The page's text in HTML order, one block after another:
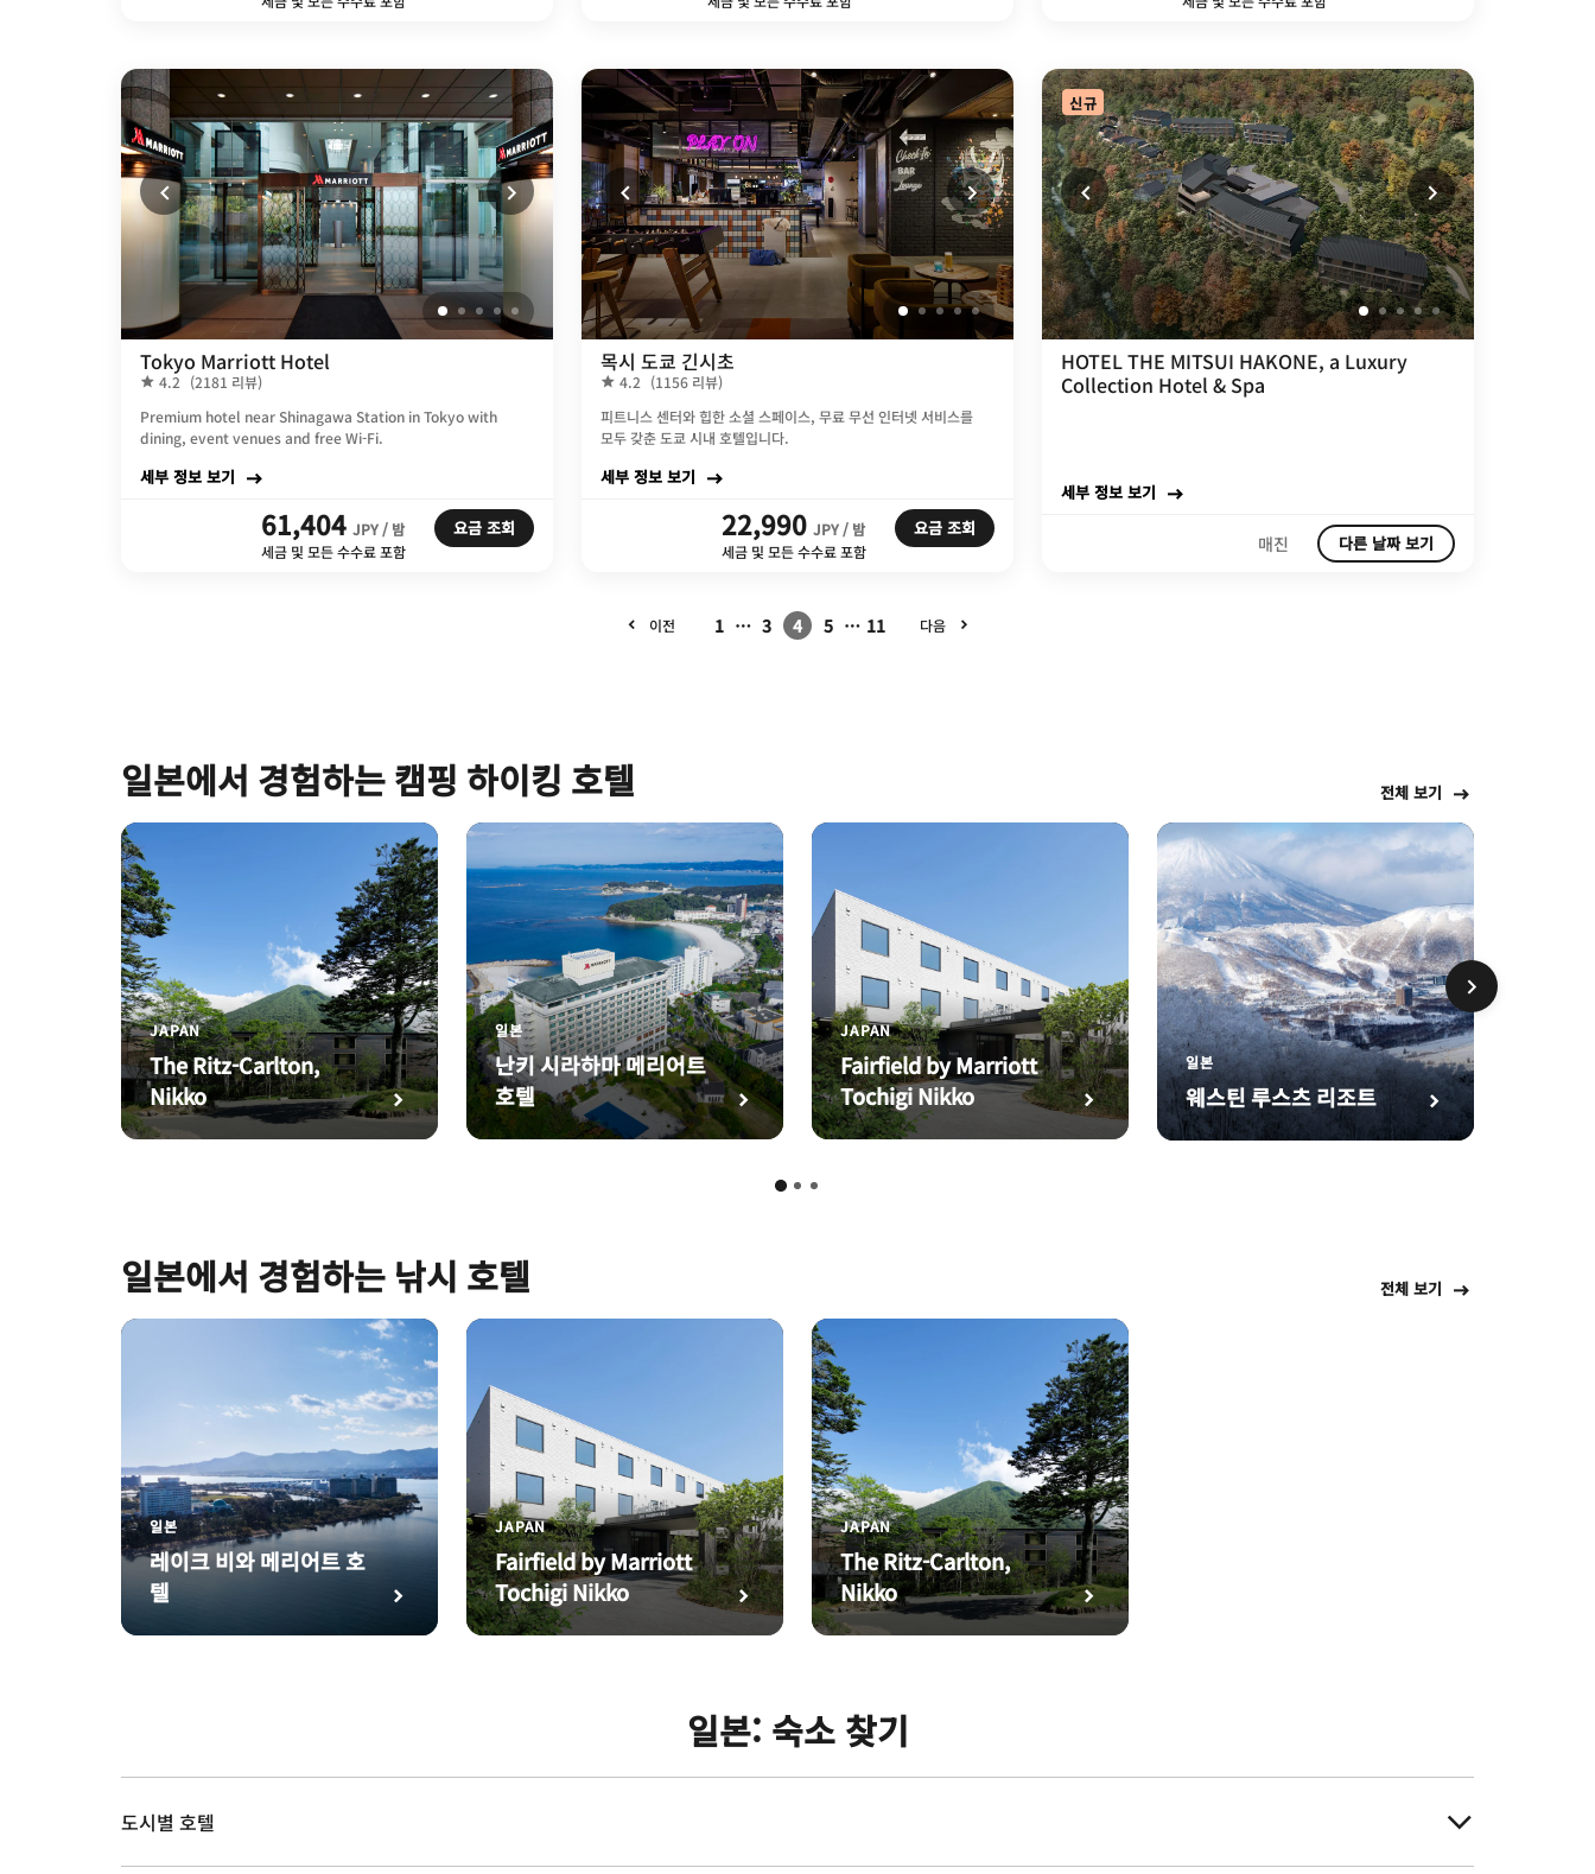
Tokyo Marriott Hotel
4.2 (2181 리뷰)
Premium hotel near Shinagawa Station in Tokyo with
dining, event venues and free Wi-Fi.
세부 정보 보기
61,404 JPY / 밤
세금 및 모든 수수료 포함
요금 조회
목시 도쿄 긴시초
4.2 (1156 리뷰)
피트니스 센터와 힙한 소셜 스페이스, 무료 무선 인터넷 서비스를
모두 갖춘 도쿄 시내 호텔입니다.
세부 정보 보기
22,990 JPY / 밤
세금 및 모든 수수료 포함
요금 조회
신규
HOTEL THE MITSUI HAKONE, a Luxury
Collection Hotel & Spa
세부 정보 보기
매진 다른 날짜 보기
이전 1 … 3 4 5 … 11 다음
일본에서 경험하는 캠핑 하이킹 호텔 전체 보기
JAPAN
The Ritz-Carlton,
Nikko
일본
난키 시라하마 메리어트
호텔
JAPAN
Fairfield by Marriott
Tochigi Nikko
일본
웨스틴 루스츠 리조트
일본에서 경험하는 낚시 호텔 전체 보기
일본
레이크 비와 메리어트 호
텔
JAPAN
Fairfield by Marriott
Tochigi Nikko
JAPAN
The Ritz-Carlton,
Nikko
일본: 숙소 찾기
도시별 호텔